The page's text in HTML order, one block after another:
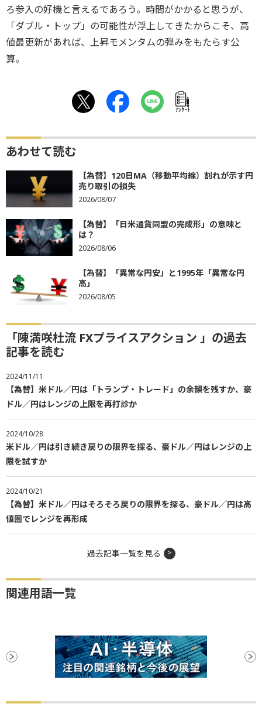
ろ参入の好機と言えるであろう。時間がかかると思うが、
「ダブル・トップ」の可能性が浮上してきたからこそ、高
値最更新があれば、上昇モメンタムの弾みをもたらす公
算。
ｱﾝｹｰﾄ
あわせて読む
【為替】120日MA（移動平均線）割れが示す円
売り取引の損失
2026/08/07
【為替】「日米通貨同盟の完成形」の意味と
は？
2026/08/06
【為替】「異常な円安」と1995年「異常な円
高」
2026/08/05
「陳満咲杜流 FXプライスアクション 」の過去
記事を読む
2024/11/11
【為替】米ドル／円は「トランプ・トレード」の余韻を残すか、豪
ドル／円はレンジの上限を再打診か
2024/10/28
米ドル／円は引き続き戻りの限界を探る、豪ドル／円はレンジの上
限を試すか
2024/10/21
【為替】米ドル／円はそろそろ戻りの限界を探る、豪ドル／円は高
値圏でレンジを再形成
過去記事一覧を見る
関連用語一覧